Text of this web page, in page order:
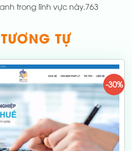
trong lĩnh vực này.763
TỰ
-30%